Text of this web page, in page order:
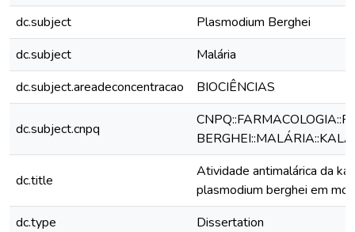
dc.subject
Plasmodium Berghei
dc.subject
Malária
dc.subject.areadeconcentracao
BIOCIÊNCIAS
dc.subject.cnpq
dc.title
Atividade antimalárica da
plasmodium berghei em
dc.type
Dissertation